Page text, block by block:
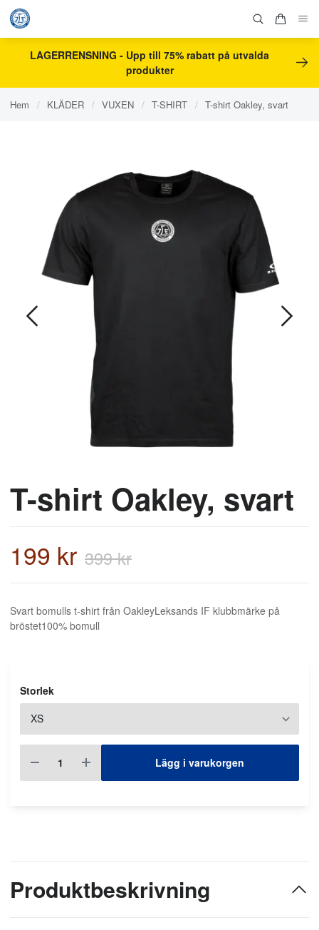
LAGERRENSNING - Upp till 75% rabatt på utvalda
produkter
Hem / KLÄDER / VUXEN / T-SHIRT / T-shirt Oakley, svart
T-shirt Oakley, svart
199 kr 399 kr
Svart bomulls t-shirt från OakleyLeksands IF klubbmärke på
bröstet100% bomull
Storlek
Lägg i varukorgen
Produktbeskrivning